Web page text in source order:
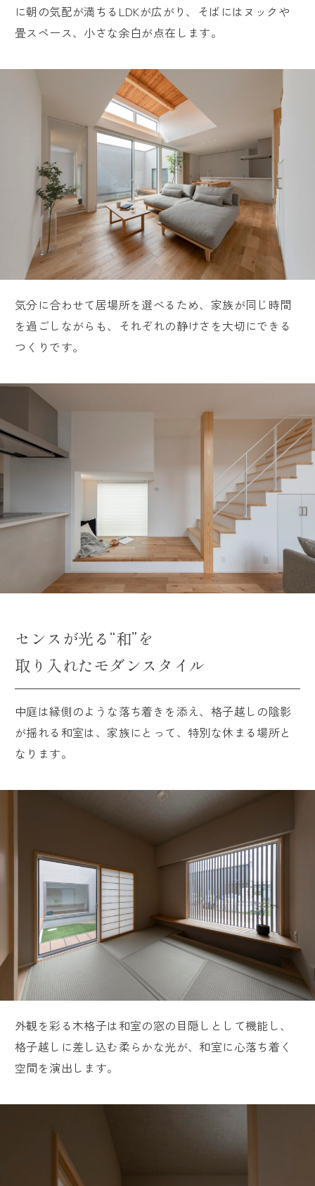
に朝の気配が満ちるLDKが広がり、そばにはヌックや
畳スペース、小さな余白が点在します。
気分に合わせて居場所を選べるため、家族が同じ時間
を過ごしながらも、それぞれの静けさを大切にできる
つくりです。
センスが光る“和”を
取り入れたモダンスタイル
中庭は縁側のような落ち着きを添え、格子越しの陰影
が揺れる和室は、家族にとって、特別な休まる場所と
なります。
外観を彩る木格子は和室の窓の目隠しとして機能し、
格子越しに差し込む柔らかな光が、和室に心落ち着く
空間を演出します。